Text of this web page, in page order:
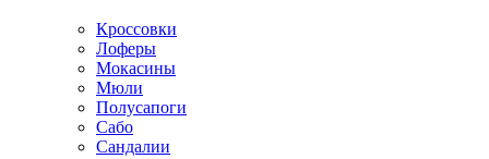
Кроссовки
Лоферы
Мокасины
Мюли
Полусапоги
Сабо
Сандалии